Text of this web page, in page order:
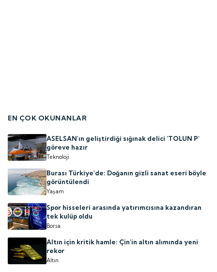
EN ÇOK OKUNANLAR
ASELSAN'ın geliştirdiği sığınak delici 'TOLUN P'
göreve hazır
Teknoloji
Burası Türkiye'de: Doğanın gizli sanat eseri böyle
görüntülendi
Yaşam
Spor hisseleri arasında yatırımcısına kazandıran
tek kulüp oldu
Borsa
Altın için kritik hamle: Çin'in altın alımında yeni
rekor
Altın